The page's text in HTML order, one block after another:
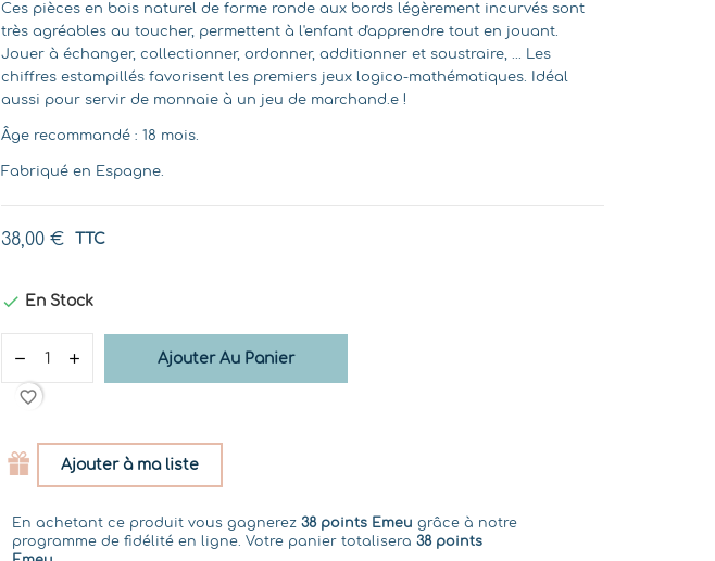
Ces pièces en bois naturel de forme ronde aux bords légèrement incurvés sont
très agréables au toucher, permettent à l'enfant d'apprendre tout en jouant.
Jouer à échanger, collectionner, ordonner, additionner et soustraire, ... Les
chiffres estampillés favorisent les premiers jeux logico-mathématiques. Idéal
aussi pour servir de monnaie à un jeu de marchand.e !
Âge recommandé : 18 mois.
Fabriqué en Espagne.
38,00 € TTC
 En Stock
Ajouter Au Panier
favorite_border
Ajouter à ma liste
En achetant ce produit vous gagnerez 38 points Emeu grâce à notre
programme de fidélité en ligne. Votre panier totalisera 38 points